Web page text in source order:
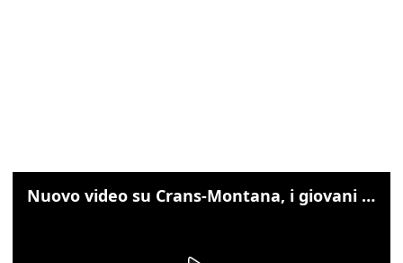
Nuovo video su Crans-Montana, i giovani cercano di sfondare le vetrate